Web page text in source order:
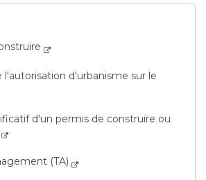
d'urbanisme sur le
d'un permis de construire ou
(TA)